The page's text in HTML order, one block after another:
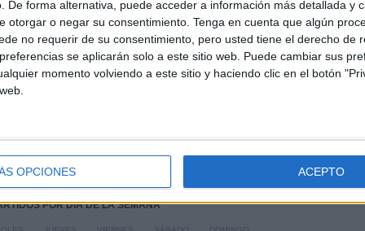
De forma alternativa, puede acceder a información más detallada y
otorgar o negar su consentimiento. Tenga en cuenta que algún
no requerir de su consentimiento, pero usted tiene el derecho de
se aplicarán solo a este sitio web. Puede cambiar sus
momento volviendo a este sitio y haciendo clic en el botón
OPCIONES ACEPTO
RANKING POR COMPETICIONES
Liga portuguesa
18 (90%)
POR DÍA DE LA SEMANA